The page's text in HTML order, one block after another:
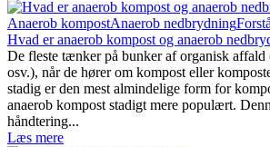
Anaerob kompostAnaerob nedbrydning
Hvad er anaerob kompost og anaerob
De fleste tænker på bunker af organisk
osv.), når de hører om kompost eller
stadig er den mest almindelige form for
anaerob kompost stadigt mere populært.
håndtering...
Læs mere